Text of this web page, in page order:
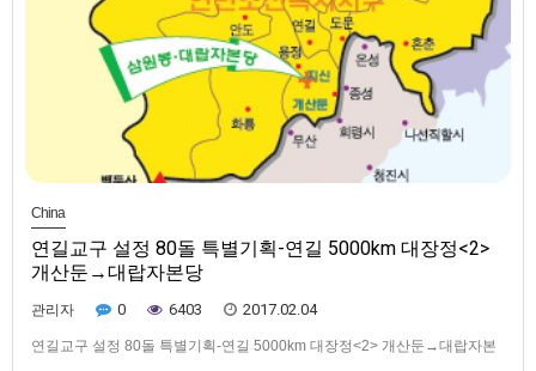
China
연길교구 설정 80돌 특별기획-연길 5000km 대장정<2>
개산둔→대랍자본당
관리자 0 6403 2017.02.04
연길교구 설정 80돌 특별기획-연길 5000km 대장정<2> 개산둔→대랍자본